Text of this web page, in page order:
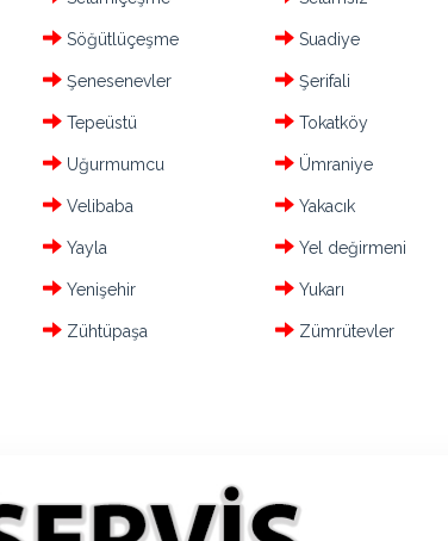
Söğütlüçeşme Suadiye
Şenesenevler Şerifali
Tepeüstü Tokatköy
Uğurmumcu Ümraniye
Velibaba Yakacık
Yayla Yel değirmeni
Yenişehir Yukarı
Zühtüpaşa Zümrütevler